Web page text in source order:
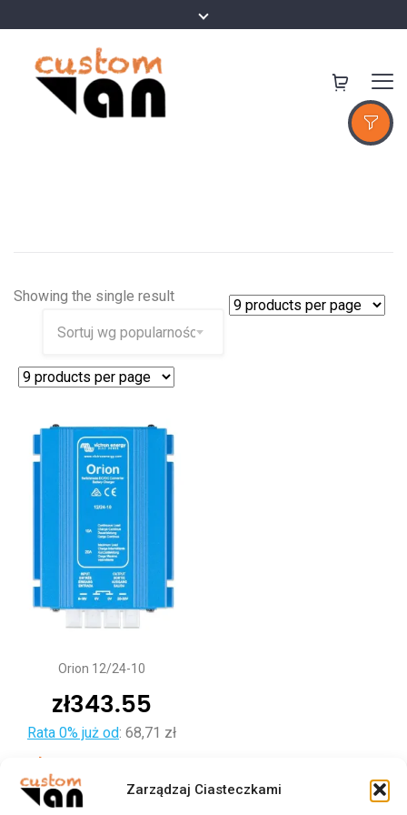
Zarządzaj Ciasteczkami
Showing the single result
Orion 12/24-10
zł343.55
Rata 0% już od: 68,71 zł